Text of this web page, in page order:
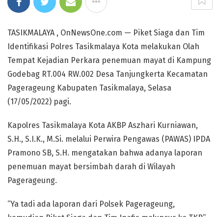
TASIKMALAYA , OnNewsOne.com — Piket Siaga dan Tim
Identifikasi Polres Tasikmalaya Kota melakukan Olah
Tempat Kejadian Perkara penemuan mayat di Kampung
Godebag RT.004 RW.002 Desa Tanjungkerta Kecamatan
Pagerageung Kabupaten Tasikmalaya, Selasa
(17/05/2022) pagi.
Kapolres Tasikmalaya Kota AKBP Aszhari Kurniawan,
S.H., S.I.K., M.Si. melalui Perwira Pengawas (PAWAS) IPDA
Pramono SB, S.H. mengatakan bahwa adanya laporan
penemuan mayat bersimbah darah di Wilayah
Pagerageung.
“Ya tadi ada laporan dari Polsek Pagerageung,